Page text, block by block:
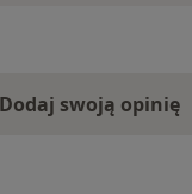
Dodaj swoją opinię